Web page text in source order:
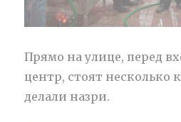
Прямо на улице, перед
центр, стоят несколько
делали назри.